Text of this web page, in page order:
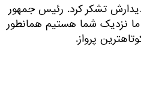
تشکر کرد. رئیس جمهور
ما نزدیک شما هستیم همانطور
پرواز.